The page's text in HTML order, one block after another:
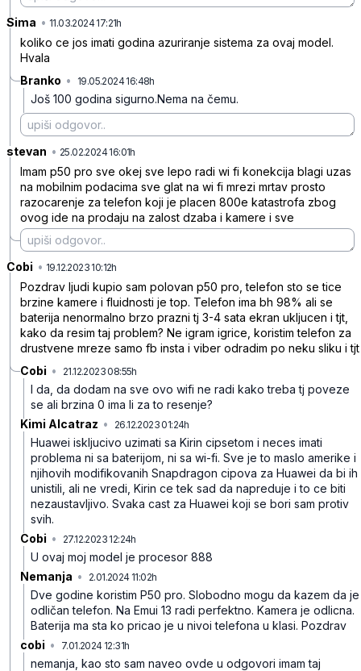
Sima • 11.03.2024 17:21h
koliko ce jos imati godina azuriranje sistema za ovaj model.
Hvala
Branko • 19.05.2024 16:48h
Još 100 godina sigurno.Nema na čemu.
stevan • 25.02.2024 16:01h
Imam p50 pro sve okej sve lepo radi wi fi konekcija blagi uzas
na mobilnim podacima sve glat na wi fi mrezi mrtav prosto
razocarenje za telefon koji je placen 800e katastrofa zbog
ovog ide na prodaju na zalost dzaba i kamere i sve
Cobi • 19.12.2023 10:12h
Pozdrav ljudi kupio sam polovan p50 pro, telefon sto se tice
brzine kamere i fluidnosti je top. Telefon ima bh 98% ali se
baterija nenormalno brzo prazni tj 3-4 sata ekran ukljucen i tjt,
kako da resim taj problem? Ne igram igrice, koristim telefon za
drustvene mreze samo fb insta i viber odradim po neku sliku i tjt
Cobi • 21.12.2023 08:55h
I da, da dodam na sve ovo wifi ne radi kako treba tj poveze
se ali brzina 0 ima li za to resenje?
Kimi Alcatraz • 26.12.2023 01:24h
Huawei iskljucivo uzimati sa Kirin cipsetom i neces imati
problema ni sa baterijom, ni sa wi-fi. Sve je to maslo amerike i
njihovih modifikovanih Snapdragon cipova za Huawei da bi ih
unistili, ali ne vredi, Kirin ce tek sad da napreduje i to ce biti
nezaustavljivo. Svaka cast za Huawei koji se bori sam protiv
svih.
Cobi • 27.12.2023 12:24h
U ovaj moj model je procesor 888
Nemanja • 2.01.2024 11:02h
Dve godine koristim P50 pro. Slobodno mogu da kazem da je
odličan telefon. Na Emui 13 radi perfektno. Kamera je odlicna.
Baterija ma sta ko pricao je u nivoi telefona u klasi. Pozdrav
cobi • 7.01.2024 12:31h
nemanja, kao sto sam naveo ovde u odgovori imam taj